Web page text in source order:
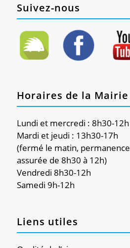
Suivez-nous
Horaires de la Mairie
Lundi et mercredi : 8h30-
Mardi et jeudi : 13h30-17h
(fermé le matin,
assurée de 8h30 à 12h)
Vendredi 8h30-12h
Samedi 9h-12h
Liens utiles